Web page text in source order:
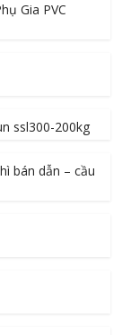
Gia PVC
ssl300-200kg
bán dẫn – cầu